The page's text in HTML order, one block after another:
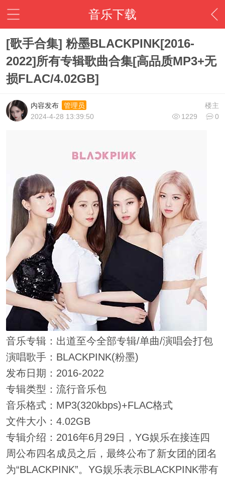
音乐下载
[歌手合集] 粉墨BLACKPINK[2016-
2022]所有专辑歌曲合集[高品质MP3+无
损FLAC/4.02GB]
楼主
内容发布
管理员
1229
0
2024-4-28 13:39:50
音乐专辑：出道至今全部专辑/单曲/演唱会打包
演唱歌手：BLACKPINK(粉墨)
发布日期：2016-2022
专辑类型：流行音乐包
音乐格式：MP3(320kbps)+FLAC格式
文件大小：4.02GB
专辑介绍：2016年6月29日，YG娱乐在接连四
周公布四名成员之后，最终公布了新女团的团名
为“BLACKPINK”。YG娱乐表示BLACKPINK带有